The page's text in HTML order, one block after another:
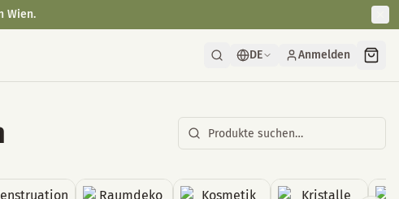
DE Anmelden
Wien.